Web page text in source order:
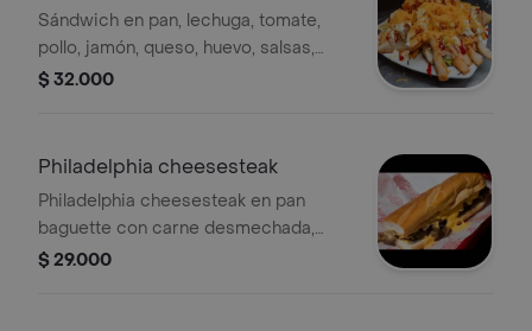
Sándwich en pan, lechuga, tomate,
pollo, jamón, queso, huevo, salsas,
papas.
$ 32.000
Philadelphia cheesesteak
Philadelphia cheesesteak en pan
baguette con carne desmechada,
vegetales y salsa de queso cheddar.
$ 29.000